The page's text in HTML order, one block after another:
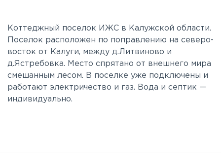
Коттеджный поселок ИЖС в Калужской области.
Поселок расположен по поправлению на северо-
восток от Калуги, между д.Литвиново и
д.Ястребовка. Место спрятано от внешнего мира
смешанным лесом. В поселке уже подключены и
работают электричество и газ. Вода и септик —
индивидуально.